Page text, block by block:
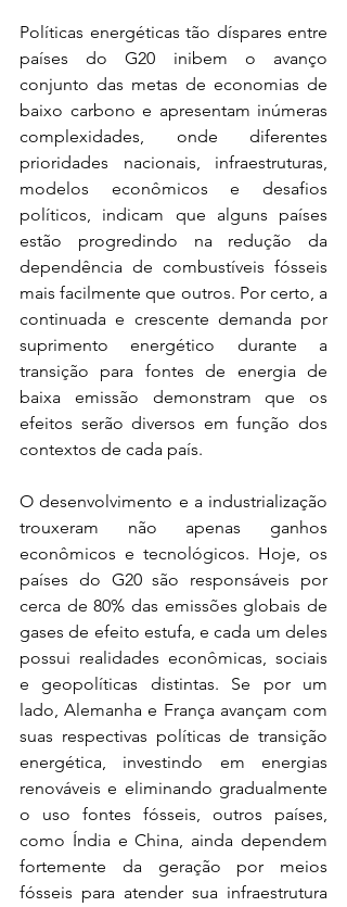
Políticas energéticas tão díspares entre
países do G20 inibem o avanço
conjunto das metas de economias de
baixo carbono e apresentam inúmeras
complexidades, onde diferentes
prioridades nacionais, infraestruturas,
modelos econômicos e desafios
políticos, indicam que alguns países
estão progredindo na redução da
dependência de combustíveis fósseis
mais facilmente que outros. Por certo, a
continuada e crescente demanda por
suprimento energético durante a
transição para fontes de energia de
baixa emissão demonstram que os
efeitos serão diversos em função dos
contextos de cada país.
O desenvolvimento e a industrialização
trouxeram não apenas ganhos
econômicos e tecnológicos. Hoje, os
países do G20 são responsáveis por
cerca de 80% das emissões globais de
gases de efeito estufa, e cada um deles
possui realidades econômicas, sociais
e geopolíticas distintas. Se por um
lado, Alemanha e França avançam com
suas respectivas políticas de transição
energética, investindo em energias
renováveis e eliminando gradualmente
o uso fontes fósseis, outros países,
como Índia e China, ainda dependem
fortemente da geração por meios
fósseis para atender sua infraestrutura